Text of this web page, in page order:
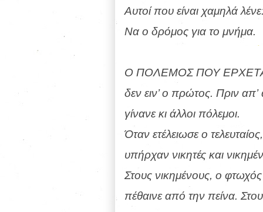
Αυτοί που είναι χαμηλά
Να ο δρόμος για το μνήμα.
Ο ΠΟΛΕΜΟΣ ΠΟΥ
δεν ειν’ ο πρώτος. Πριν απ’
γίνανε κι άλλοι πόλεμοι.
Όταν ετέλειωσε ο τελευταίος,
υπήρχαν νικητές και
Στους νικημένους, ο
πέθαινε από την πείνα.